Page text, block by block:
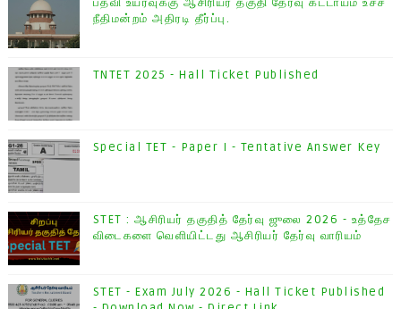
பதவி உயர்வுக்கு ஆசிரியர் தகுதி தேர்வு கட்டாயம் உச்ச
நீதிமன்றம் அதிரடி தீர்ப்பு.
TNTET 2025 - Hall Ticket Published
Special TET - Paper I - Tentative Answer Key
STET : ஆசிரியர் தகுதித் தேர்வு ஜுலை 2026 - உத்தேச
விடைகளை வெளியிட்டது ஆசிரியர் தேர்வு வாரியம்
STET - Exam July 2026 - Hall Ticket Published